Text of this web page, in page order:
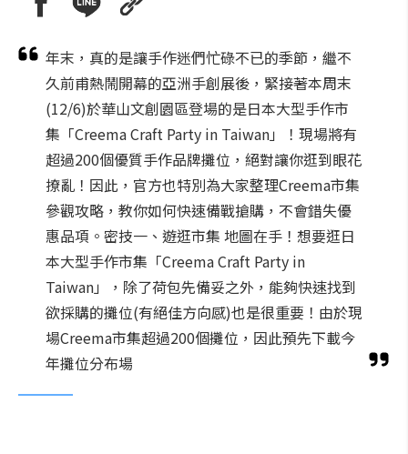
年末，真的是讓手作迷們忙碌不已的季節，繼不
久前甫熱鬧開幕的亞洲手創展後，緊接著本周末
(12/6)於華山文創園區登場的是日本大型手作市
集「Creema Craft Party in Taiwan」！現場將有
超過200個優質手作品牌攤位，絕對讓你逛到眼花
撩亂！因此，官方也特別為大家整理Creema市集
參觀攻略，教你如何快速備戰搶購，不會錯失優
惠品項。密技一、遊逛市集 地圖在手！想要逛日
本大型手作市集「Creema Craft Party in
Taiwan」，除了荷包先備妥之外，能夠快速找到
欲採購的攤位(有絕佳方向感)也是很重要！由於現
場Creema市集超過200個攤位，因此預先下載今
年攤位分布場